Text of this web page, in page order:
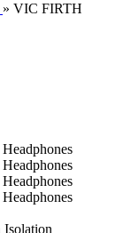
» VIC FIRTH